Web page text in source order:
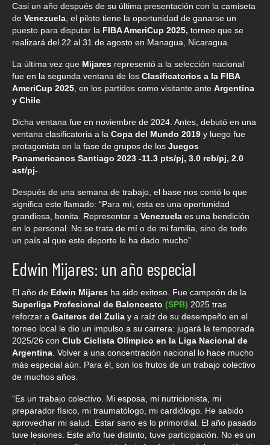
Casi un año después de su última presentación con la camiseta
de Venezuela , el piloto tiene la oportunidad de ganarse un
puesto para disputar la FIBA AmeriCup 2025, torneo que se
realizará del 22 al 31 de agosto en Managua, Nicaragua.
La última vez que Mijares representó a la selección nacional
fue en la segunda ventana de los Clasificatorios a la FIBA
AmeriCup 2025 , en los partidos como visitante ante Argentina
y Chile
Dicha ventana fue en noviembre de 2024. Antes, debutó en una
ventana clasificatoria a la Copa del Mundo 2019 y luego fue
protagonista en la fase de grupos de los Juegos
Panamericanos Santiago 2023 -11.3 pts/pj, 3.0 reb/pj, 2.0
ast/pj-
Después de una semana de trabajo, el base nos contó lo que
significa este llamado: “Para mí, esta es una oportunidad
grandiosa, bonita. Representar a Venezuela es una bendición
en lo personal. No se trata de mí o de mi familia, sino de todo
un país al que este deporte le ha dado mucho”.
Edwin Mijares: un año especial
El año de Edwin Mijares ha sido exitoso. Fue campeón de la
Superliga Profesional de Baloncesto (SPB) 2025 tras
reforzar a Gaiteros del Zulia y a raíz de su desempeño en el
torneo local le dio un impulso a su carrera: jugará la temporada
2025/26 con Club Ciclista Olímpico en la Liga Nacional de
Argentina . Volver a una concentración nacional lo hace mucho
más especial aún. Para él, son los frutos de un trabajo colectivo
de muchos años.
“Es un trabajo colectivo. Mi esposa, mi nutricionista, mi
preparador físico, mi traumatólogo, mi cardiólogo. He sabido
aprovechar mi salud. Estar sano es lo primordial. El año pasado
tuve lesiones. Este año fue distinto, tuve participación. No es un